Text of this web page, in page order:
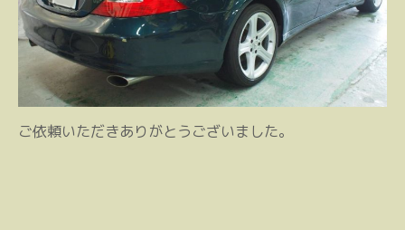
ご依頼いただきありがとうございました。